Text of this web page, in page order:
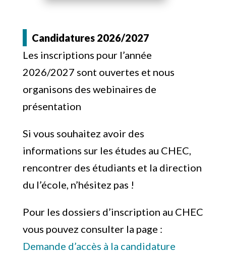
Candidatures 2026/2027
Les inscriptions pour l’année
2026/2027 sont ouvertes et nous
organisons des webinaires de
présentation
Si vous souhaitez avoir des
informations sur les études au CHEC,
rencontrer des étudiants et la direction
du l’école, n’hésitez pas !
Pour les dossiers d’inscription au CHEC
vous pouvez consulter la page :
Demande d’accès à la candidature